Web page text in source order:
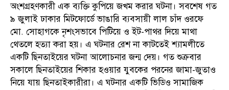
অংশগ্রহণকারী এক ব্যক্তি কুপিয়ে জখম করার ঘটনা। সবশেষ গত
৯ জুলাই ঢাকার মিটফোর্ডে ভাঙারি ব্যবসায়ী লাল চাঁদ ওরফে
মো. সোহাগকে নৃশংসভাবে পিটিয়ে ও ইট-পাথর দিয়ে মাথা
থেতলে হত্যা করা হয়। এ ঘটনার রেশ না কাটতেই শ্যামলীতে
একটি ছিনতাইয়ের ঘটনা আলোচনার জন্ম দেয়। গত শুক্রবার
সকালে ছিনতাইয়ের শিকার হওয়ার যুবকের পরনের জামা-জুতাও
নিয়ে যায় ছিনতাইকারীরা। এ ঘটনার একটি ভিডিও সামাজিক